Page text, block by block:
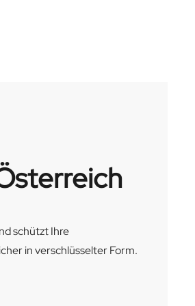
schützt Ihre
in verschlüsselter Form.